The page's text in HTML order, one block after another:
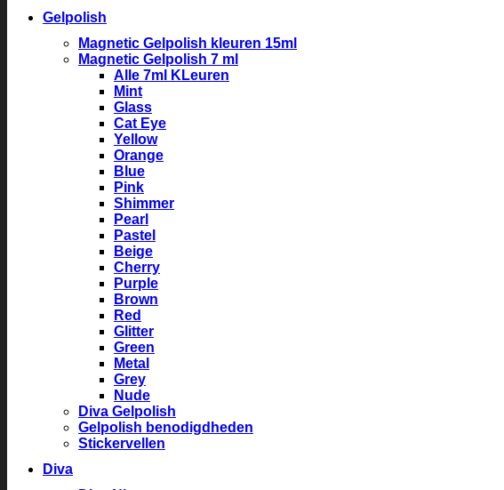
Gelpolish
Magnetic Gelpolish kleuren 15ml
Magnetic Gelpolish 7 ml
Alle 7ml KLeuren
Mint
Glass
Cat Eye
Yellow
Orange
Blue
Pink
Shimmer
Pearl
Pastel
Beige
Cherry
Purple
Brown
Red
Glitter
Green
Metal
Grey
Nude
Diva Gelpolish
Gelpolish benodigdheden
Stickervellen
Diva